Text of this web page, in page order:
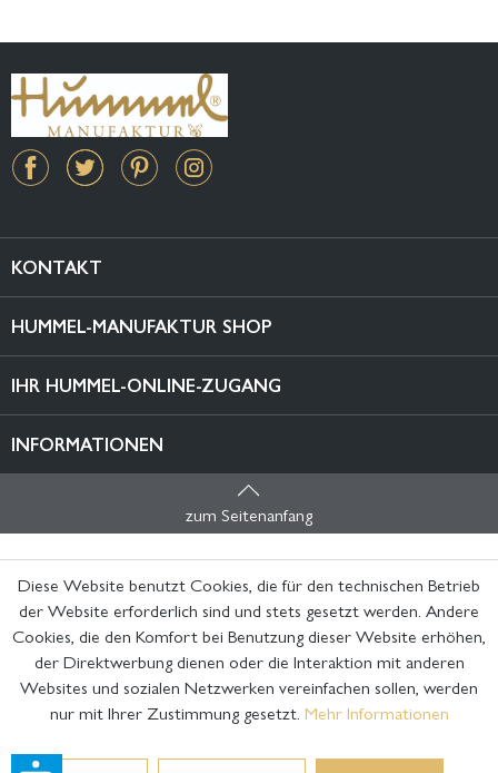
KONTAKT
HUMMEL-MANUFAKTUR SHOP
IHR HUMMEL-ONLINE-ZUGANG
INFORMATIONEN
zum Seitenanfang
Diese Website benutzt Cookies, die für den technischen Betrieb
der Website erforderlich sind und stets gesetzt werden. Andere
Cookies, die den Komfort bei Benutzung dieser Website erhöhen,
der Direktwerbung dienen oder die Interaktion mit anderen
Websites und sozialen Netzwerken vereinfachen sollen, werden
nur mit Ihrer Zustimmung gesetzt. Mehr Informationen